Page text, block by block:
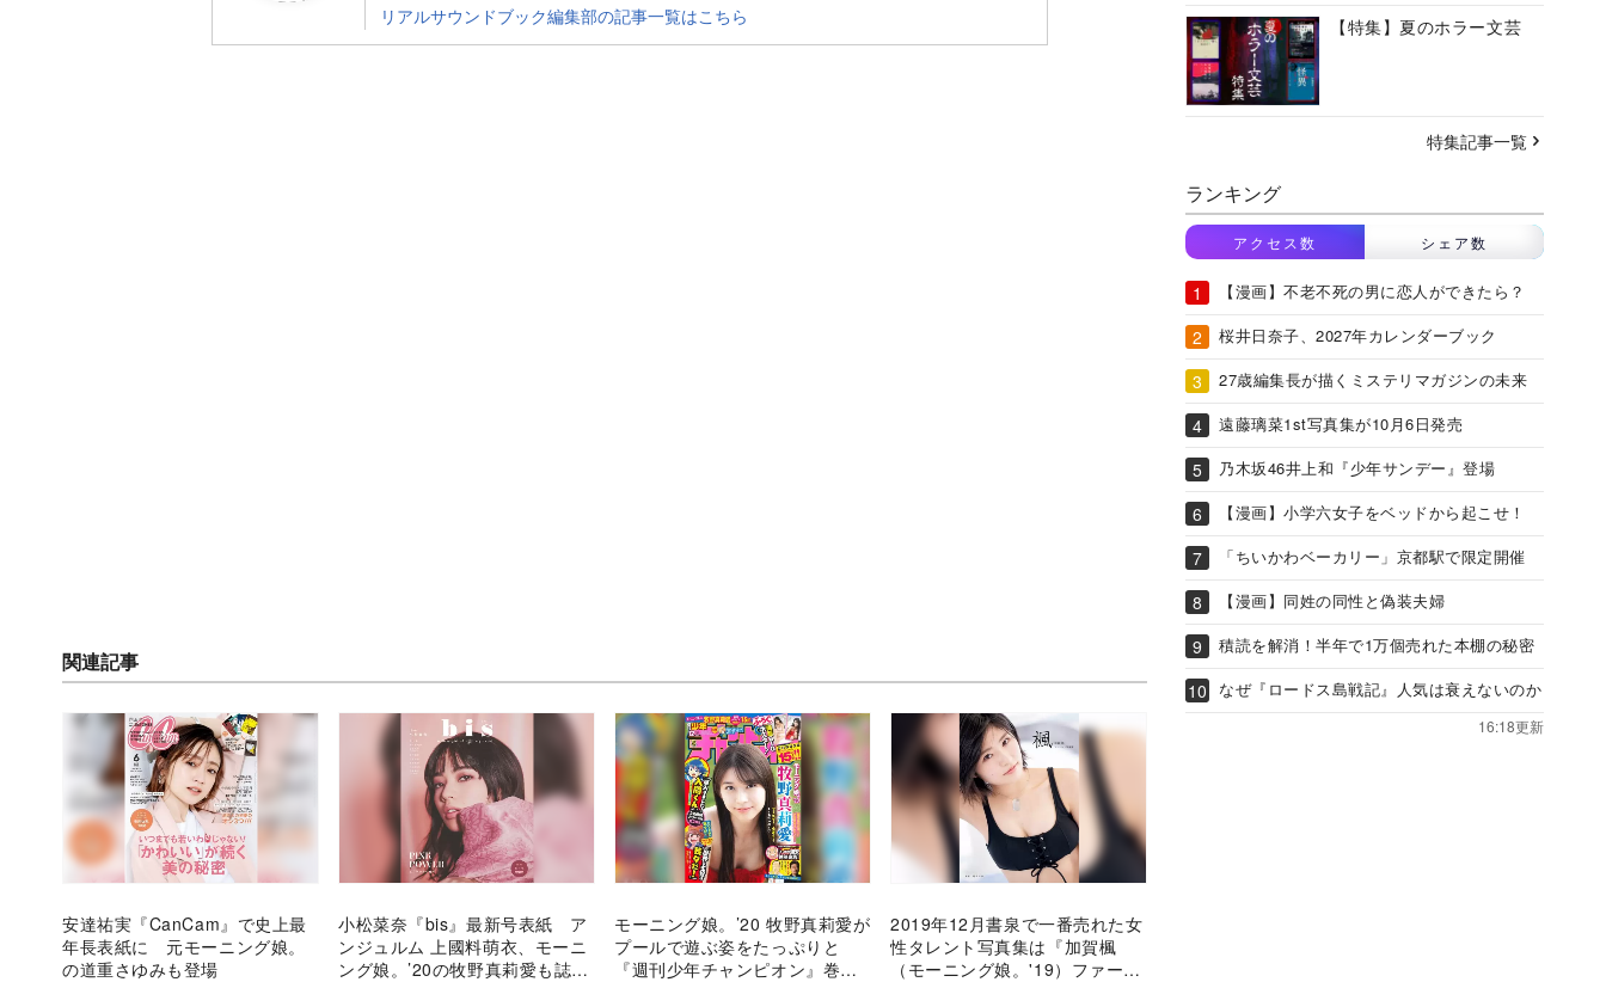
リアルサウンドブック編集部の記事一覧はこちら
関連記事
安達祐実『CanCam』で史上最
年長表紙に 元モーニング娘。
の道重さゆみも登場
小松菜奈『bis』最新号表紙 ア
ンジュルム 上國料萌衣、モーニ
ング娘。’20の牧野真莉愛も誌面
モーニング娘。’20 牧野真莉愛が
プールで遊ぶ姿をたっぷりと
『週刊少年チャンピオン』巻頭
2019年12月書泉で一番売れた女
性タレント写真集は『加賀楓
（モーニング娘。'19）ファース
【特集】夏のホラー文芸
特集記事一覧
ランキング
アクセス数 シェア数
【漫画】不老不死の男に恋人ができたら？
桜井日奈子、2027年カレンダーブック
27歳編集長が描くミステリマガジンの未来
遠藤璃菜1st写真集が10月6日発売
乃木坂46井上和『少年サンデー』登場
【漫画】小学六女子をベッドから起こせ！
「ちいかわベーカリー」京都駅で限定開催
【漫画】同姓の同性と偽装夫婦
積読を解消！半年で1万個売れた本棚の秘密
なぜ『ロードス島戦記』人気は衰えないのか
16:18更新